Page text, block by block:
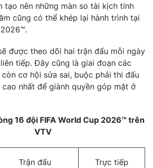
Vươn mình bằng AI
English
tạo nên những màn so tài kịch tính
cũng có thể khép lại hành trình tại
được theo dõi hai trận đấu mỗi ngày
tiếp. Đây cũng là giai đoạn các
cơ hội sửa sai, buộc phải thi đấu
nhất để giành quyền góp mặt ở
16 đội FIFA World Cup 2026™ trên
VTV
Trận đấu Trực tiếp